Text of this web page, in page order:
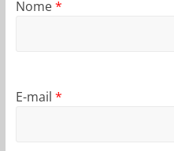
Nome*
E-mail *